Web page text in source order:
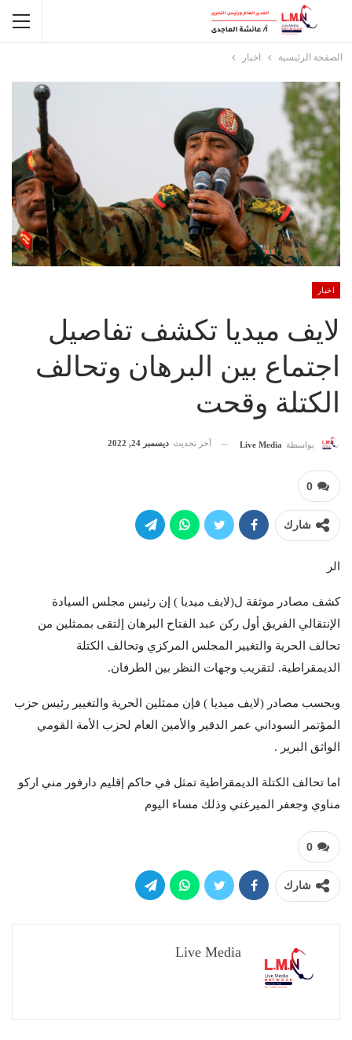
الصفحة الرئيسية اخبار
اخبار
لايف ميديا تكشف تفاصيل
اجتماع بين البرهان وتحالف
الكتلة وقحت
بواسطة Live Media آخر تحديث ديسمبر 24, 2022
0
شارك
الر
كشف مصادر موثقة ل(لايف ميديا ) إن رئيس مجلس السيادة
الإنتقالي الفريق أول ركن عبد الفتاح البرهان إلتقى بممثلين من
تحالف الحرية والتغيير المجلس المركزي وتحالف الكتلة
الديمقراطية. لتقريب وجهات النظر بين الطرفان.
وبحسب مصادر (لايف ميديا ) فإن ممثلين الحرية والتغيير رئيس حزب
المؤتمر السوداني عمر الدقير والأمين العام لحزب الأمة القومي
الواثق البرير .
اما تحالف الكتلة الديمقراطية تمثل في حاكم إقليم دارفور مني اركو
مناوي وجعفر الميرغني وذلك مساء اليوم
0
شارك
Live Media